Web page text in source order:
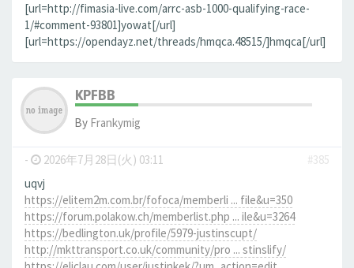
[url=http://fimasia-live.com/arrc-asb-1000-qualifying-race-
1/#comment-93801]yowat[/url]
[url=https://opendayz.net/threads/hmqca.48515/]hmqca[/url]
KPFBB
By Frankymig
- 2026年7月28日(火) 03:11
#385
uqvj
https://elitem2m.com.br/fofoca/memberli ... file&u=350
https://forum.polakow.ch/memberlist.php ... ile&u=3264
https://bedlington.uk/profile/5979-justinscupt/
http://mkttransport.co.uk/community/pro ... stinslify/